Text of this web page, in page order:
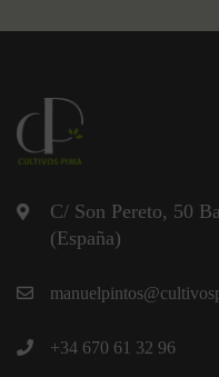
C/ Son Pereto, 50
(España)
+34 670 61 32 96